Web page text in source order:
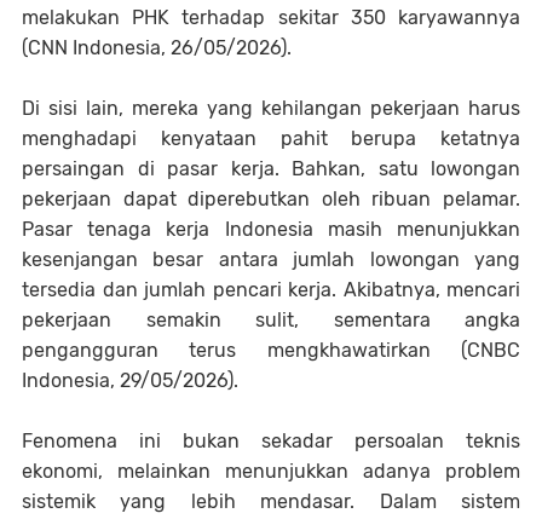
melakukan PHK terhadap sekitar 350 karyawannya
(CNN Indonesia, 26/05/2026).
Di sisi lain, mereka yang kehilangan pekerjaan harus
menghadapi kenyataan pahit berupa ketatnya
persaingan di pasar kerja. Bahkan, satu lowongan
pekerjaan dapat diperebutkan oleh ribuan pelamar.
Pasar tenaga kerja Indonesia masih menunjukkan
kesenjangan besar antara jumlah lowongan yang
tersedia dan jumlah pencari kerja. Akibatnya, mencari
pekerjaan semakin sulit, sementara angka
pengangguran terus mengkhawatirkan (CNBC
Indonesia, 29/05/2026).
Fenomena ini bukan sekadar persoalan teknis
ekonomi, melainkan menunjukkan adanya problem
sistemik yang lebih mendasar. Dalam sistem